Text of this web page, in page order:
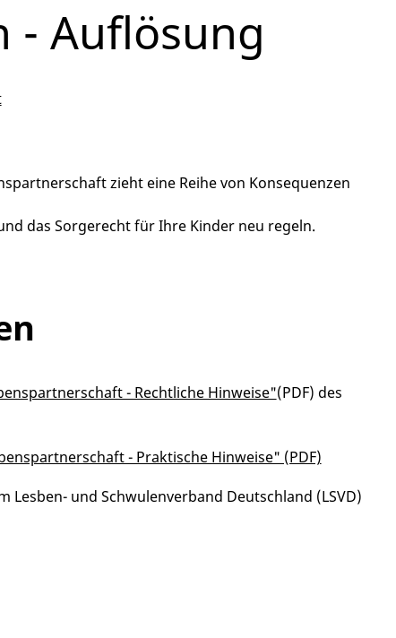
- Auflösung
zieht eine Reihe von Konsequenzen
das Sorgerecht für Ihre Kinder neu regeln.
- Rechtliche Hinweise"(PDF) des
- Praktische Hinweise" (PDF)
Lesben- und Schwulenverband Deutschland (LSVD)